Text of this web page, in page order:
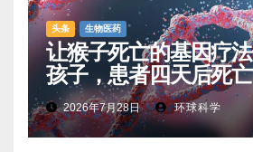
头条 生物医药
让猴子死亡的基因疗
孩子，患者四天后死
如何让基因治疗领域
2026年7月28日 环球科学